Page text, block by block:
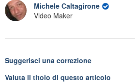
Michele Caltagirone
Video Maker
Suggerisci una correzione
Valuta il titolo di questo articolo